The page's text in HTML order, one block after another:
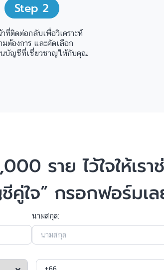
Step2
าที่ติดต่อกลับเพื่อวิเคราะห์
มต้องการ และคัดเลือก
นบัญชีที่เชี่ยวชาญให้กับคุณ
ราย ไว้ใจให้เรา
คู่ใจ” กรอกฟอร์มเ
นามสกุล: